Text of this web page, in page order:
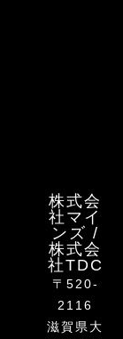
株式会
社マイ
ンズ /
株式会
社TDC
〒520-
2116
滋賀県大